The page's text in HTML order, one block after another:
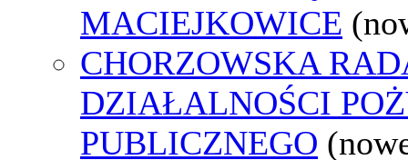
MACIEJKOWICE
CHORZOWSKA
DZIAŁALNOŚCI
PUBLICZNEGO